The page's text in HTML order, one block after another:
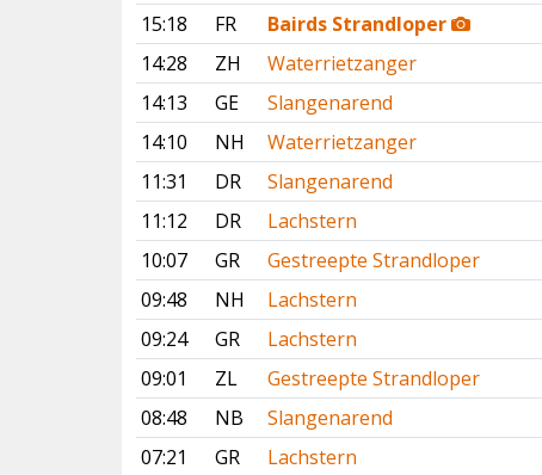
15:18
FR
Bairds Strandloper
14:28
ZH
Waterrietzanger
14:13
GE
Slangenarend
14:10
NH
Waterrietzanger
11:31
DR
Slangenarend
11:12
DR
Lachstern
10:07
GR
Gestreepte Strandloper
09:48
NH
Lachstern
09:24
GR
Lachstern
09:01
ZL
Gestreepte Strandloper
08:48
NB
Slangenarend
07:21
GR
Lachstern